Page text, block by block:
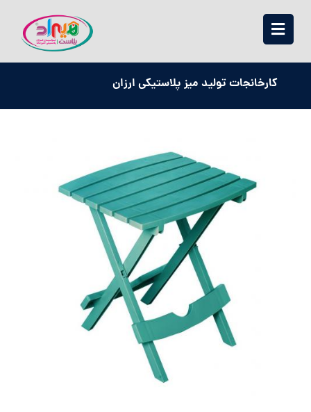
کارخانجات تولید میز پلاستیکی ارزان